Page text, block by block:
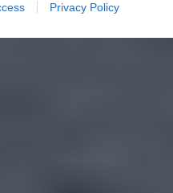
Privacy Policy